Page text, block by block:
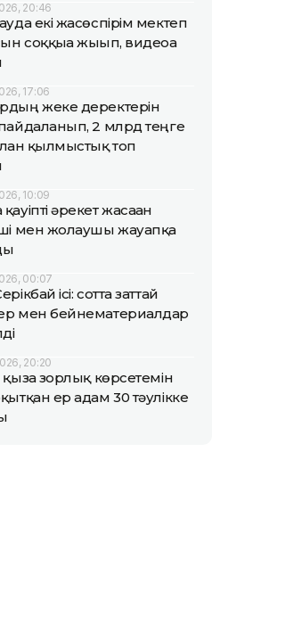
20:46
екі жасөспірім мектеп
соққыға жығып, видеоға
17:06
жеке деректерін
2 млрд теңге
қылмыстық топ
10:09
әрекет жасаған
мен жолаушы жауапқа
00:07
ісі: сотта заттай
мен бейнематериалдар
20:20
зорлық көрсетемін
ер адам 30 тәулікке